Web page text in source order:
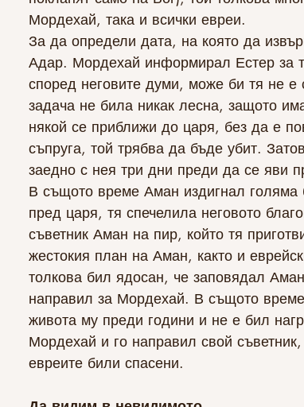
Мордехай, така и всички евреи.
За да определи дата, на която да
Адар. Мордехай информирал Естер за
според неговите думи, може би тя не е
задача не била никак лесна, защото
някой се приближи до царя, без да е
съпруга, той трябва да бъде убит.
заедно с нея три дни преди да се яви
В същото време Аман издигнал голяма
пред царя, тя спечелила неговото
съветник Аман на пир, който тя
жестокия план на Аман, както и
толкова бил ядосан, че заповядал
направил за Мордехай. В същото
живота му преди години и не е бил
Мордехай и го направил свой
евреите били спасени.